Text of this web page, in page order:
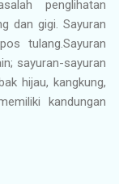
penglihatan
dan gigi. Sayuran
tulang.Sayuran
sayuran-sayuran
hijau, kangkung,
kandungan